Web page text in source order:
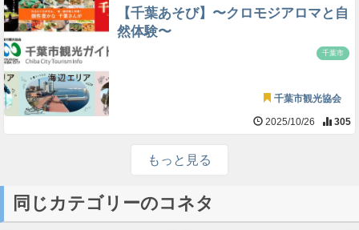
【千葉あそび】〜クロモジアロマと自
然体験〜
千葉市
千葉市観光協会
2025/10/26 305
もっと見る
同じカテゴリーのコネタ